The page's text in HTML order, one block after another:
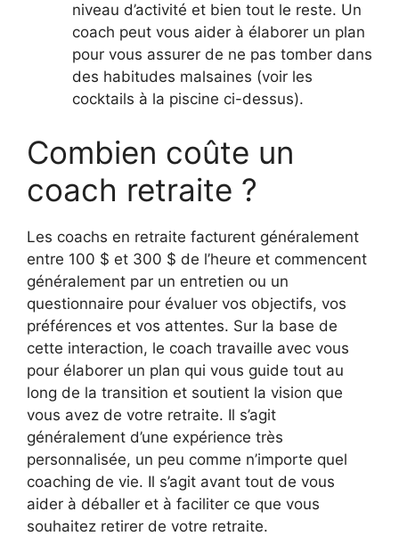
niveau d’activité et bien tout le reste. Un
coach peut vous aider à élaborer un plan
pour vous assurer de ne pas tomber dans
des habitudes malsaines (voir les
cocktails à la piscine ci-dessus).
Combien coûte un
coach retraite ?
Les coachs en retraite facturent généralement
entre 100 $ et 300 $ de l’heure et commencent
généralement par un entretien ou un
questionnaire pour évaluer vos objectifs, vos
préférences et vos attentes. Sur la base de
cette interaction, le coach travaille avec vous
pour élaborer un plan qui vous guide tout au
long de la transition et soutient la vision que
vous avez de votre retraite. Il s’agit
généralement d’une expérience très
personnalisée, un peu comme n’importe quel
coaching de vie. Il s’agit avant tout de vous
aider à déballer et à faciliter ce que vous
souhaitez retirer de votre retraite.